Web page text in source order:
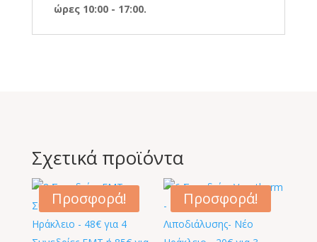
ώρες 10:00 - 17:00.
Σχετικά προϊόντα
Προσφορά! Προσφορά!